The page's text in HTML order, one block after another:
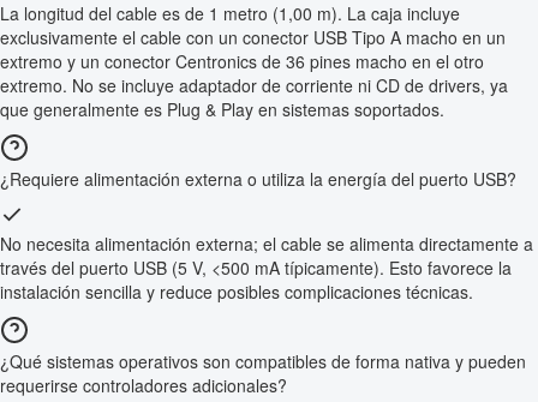
La longitud del cable es de 1 metro (1,00 m). La caja incluye
exclusivamente el cable con un conector USB Tipo A macho en un
extremo y un conector Centronics de 36 pines macho en el otro
extremo. No se incluye adaptador de corriente ni CD de drivers, ya
que generalmente es Plug & Play en sistemas soportados.
¿Requiere alimentación externa o utiliza la energía del puerto USB?
No necesita alimentación externa; el cable se alimenta directamente a
través del puerto USB (5 V, <500 mA típicamente). Esto favorece la
instalación sencilla y reduce posibles complicaciones técnicas.
¿Qué sistemas operativos son compatibles de forma nativa y pueden
requerirse controladores adicionales?